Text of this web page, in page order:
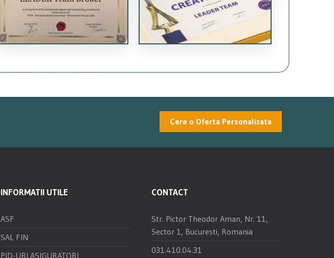
Cere o Oferta Personalizata
INFORMATII UTILE
ASF
SAL FIN
PID-URI ASIGURATORI
CONTACT
Str. Pictor Theodor Aman, Nr. 11,
Sector 1, Bucuresti, Romania
031.410.04.31